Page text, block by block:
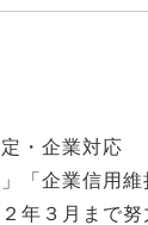
・企業対応
「企業信用
年３月まで